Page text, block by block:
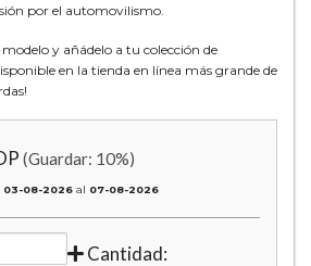
por el automovilismo.
y añádelo a tu colección de
en la tienda en línea más grande de
(Guardar: 10%)
03-08-2026 al 07-08-2026
Cantidad: